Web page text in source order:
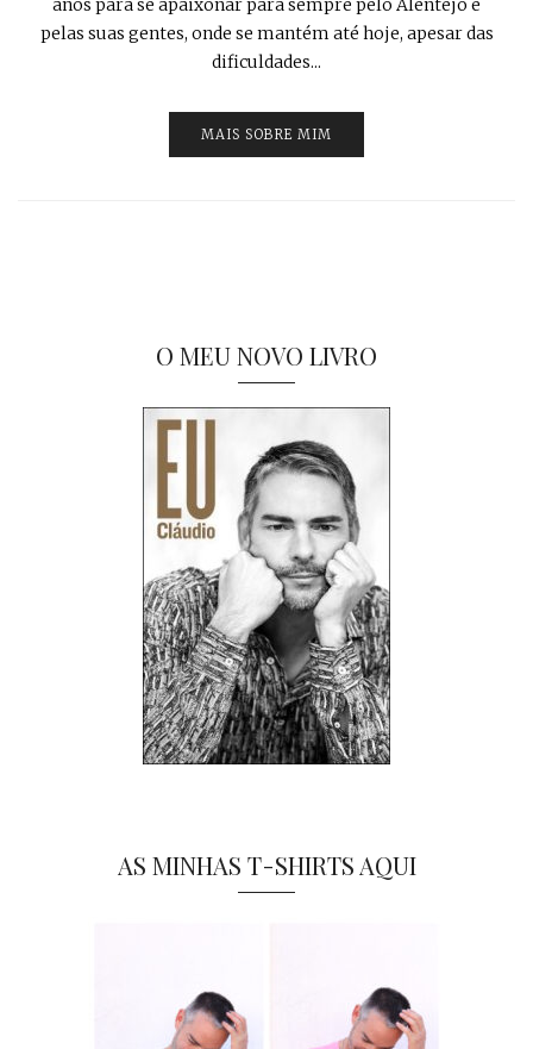
anos para se apaixonar para sempre pelo Alentejo e
pelas suas gentes, onde se mantém até hoje, apesar das
dificuldades...
MAIS SOBRE MIM
O MEU NOVO LIVRO
AS MINHAS T-SHIRTS AQUI